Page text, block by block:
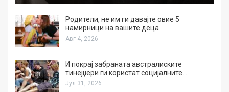
Родители, не им ги давајте овие 5
намирници на вашите деца
Авг 4, 2026
И покрај забраната австралиските
тинејџери ги користат социјалните…
Јул 31, 2026